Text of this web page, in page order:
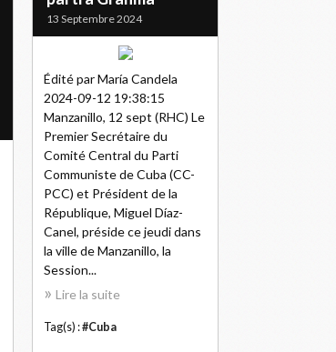
13 Septembre 2024
Édité par María Candela
2024-09-12 19:38:15
Manzanillo, 12 sept (RHC) Le
Premier Secrétaire du
Comité Central du Parti
Communiste de Cuba (CC-
PCC) et Président de la
République, Miguel Díaz-
Canel, préside ce jeudi dans
la ville de Manzanillo, la
Session...
Lire la suite
Tag(s) :#Cuba